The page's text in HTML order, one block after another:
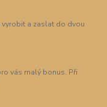
a zaslat do dvou
vás malý bonus. Při